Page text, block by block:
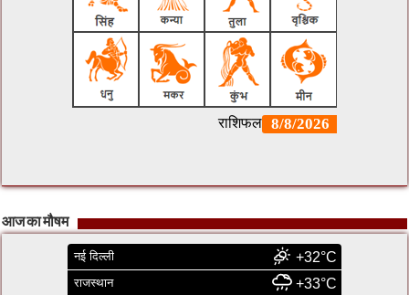
आज का मौषम
नई दिल्ली +32°C
राजस्थान +33°C